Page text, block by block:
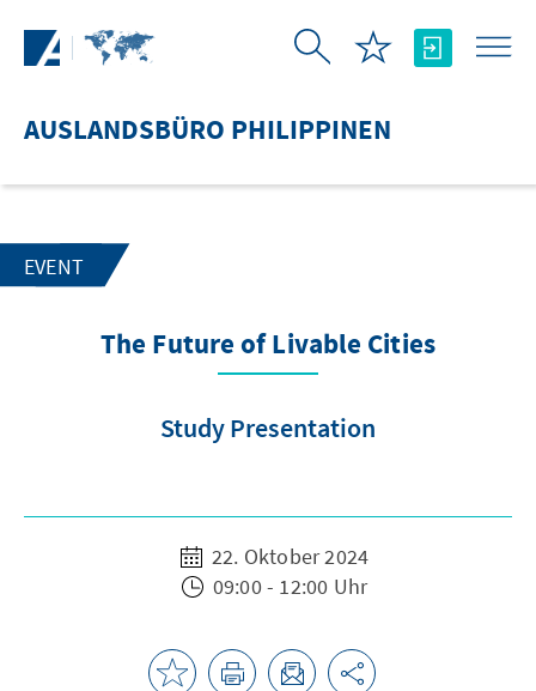
AUSLANDSBÜRO PHILIPPINEN
EVENT
The Future of Livable Cities
Study Presentation
22. Oktober 2024
09:00 - 12:00 Uhr